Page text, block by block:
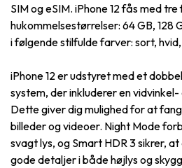
SIM og eSIM. iPhone 12 fås med
hukommelsestørrelser: 64 GB, 128
i følgende stilfulde farver: sort,
iPhone 12 er udstyret med et
system, der inkluderer en
Dette giver dig mulighed for at
billeder og videoer. Night Mode
svagt lys, og Smart HDR 3 sikrer,
gode detaljer i både højlys og